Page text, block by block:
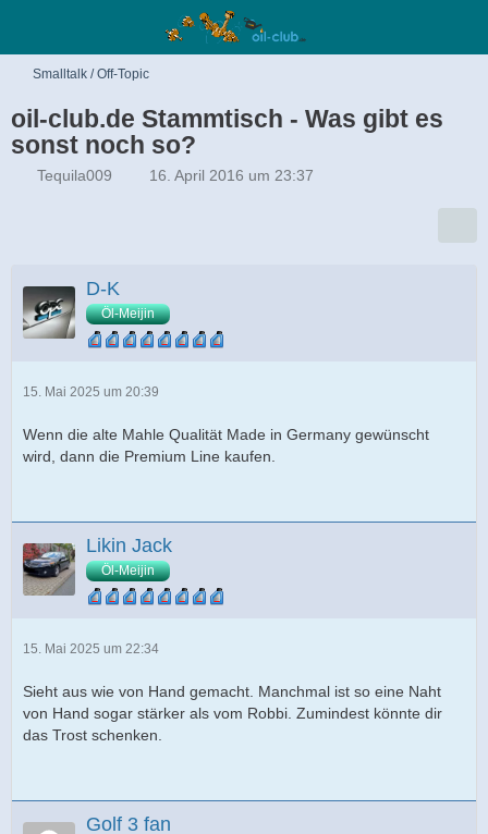
Smalltalk / Off-Topic
oil-club.de Stammtisch - Was gibt es
sonst noch so?
Tequila009 16. April 2016 um 23:37
D-K
Öl-Meijin
15. Mai 2025 um 20:39
Wenn die alte Mahle Qualität Made in Germany gewünscht
wird, dann die Premium Line kaufen.
Likin Jack
Öl-Meijin
15. Mai 2025 um 22:34
Sieht aus wie von Hand gemacht. Manchmal ist so eine Naht
von Hand sogar stärker als vom Robbi. Zumindest könnte dir
das Trost schenken.
Golf 3 fan